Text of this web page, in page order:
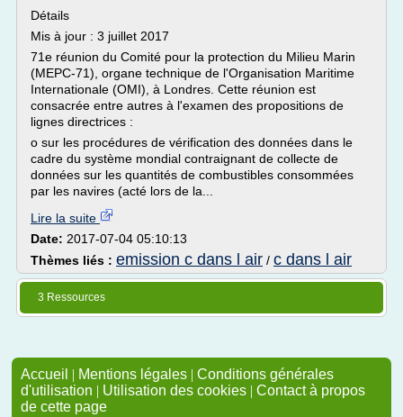
Détails
Mis à jour : 3 juillet 2017
71e réunion du Comité pour la protection du Milieu Marin
(MEPC-71), organe technique de l'Organisation Maritime
Internationale (OMI), à Londres. Cette réunion est
consacrée entre autres à l'examen des propositions de
lignes directrices :
o sur les procédures de vérification des données dans le
cadre du système mondial contraignant de collecte de
données sur les quantités de combustibles consommées
par les navires (acté lors de la...
Lire la suite
Date: 2017-07-04 05:10:13
Thèmes liés : emission c dans l air / c dans l air
3 Ressources
Accueil | Mentions légales | Conditions générales
d'utilisation | Utilisation des cookies | Contact à propos
de cette page